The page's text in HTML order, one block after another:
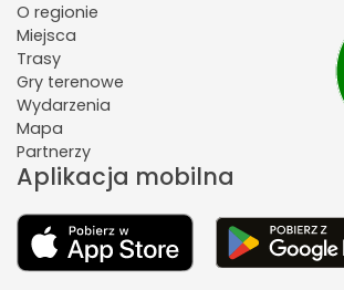
O regionie
Miejsca
Trasy
Gry terenowe
Wydarzenia
Mapa
Partnerzy
Aplikacja mobilna